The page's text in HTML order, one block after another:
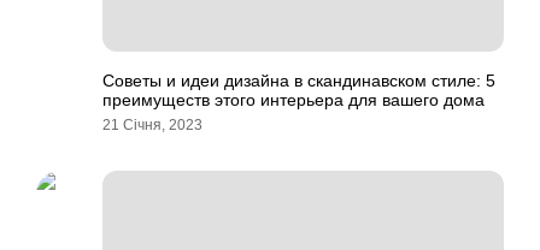
Советы и идеи дизайна в скандинавском стиле: 5
преимуществ этого интерьера для вашего дома
21 Січня, 2023